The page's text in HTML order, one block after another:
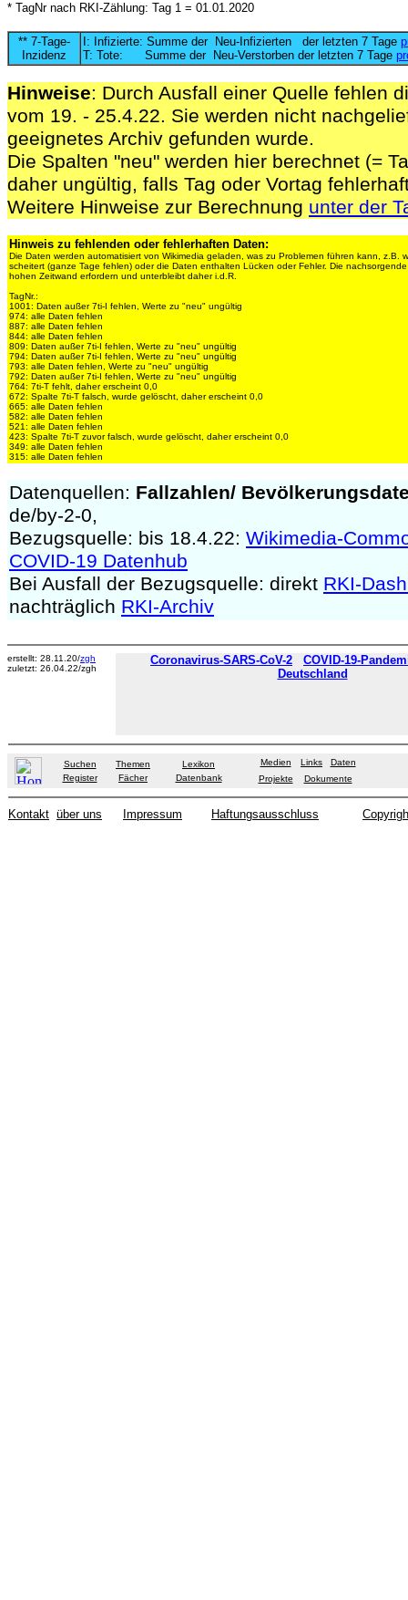
* TagNr nach RKI-Zählung: Tag 1 = 01.01.2020
** 7-Tage-
Inzidenz
I: Infizierte: Summe der Neu-Infizierten der letzten 7 Tage
T: Tote: Summe der Neu-Verstorben der letzten 7 Tage
Hinweise: Durch Ausfall einer Quelle fehlen
vom 19. - 25.4.22. Sie werden nicht
geeignetes Archiv gefunden wurde.
Die Spalten "neu" werden hier berechnet (=
daher ungültig, falls Tag oder Vortag
Weitere Hinweise zur Berechnung unter der
Hinweis zu fehlenden oder fehlerhaften Daten:
Die Daten werden automatisiert von Wikimedia geladen, was zu Problemen führen kann, z.B.
scheitert (ganze Tage fehlen) oder die Daten enthalten Lücken oder Fehler. Die
hohen Zeitwand erfordern und unterbleibt daher i.d.R.
TagNr.:
1001: Daten außer 7ti-I fehlen, Werte zu "neu" ungültig
974: alle Daten fehlen
887: alle Daten fehlen
844: alle Daten fehlen
809: Daten außer 7ti-I fehlen, Werte zu "neu" ungültig
794: Daten außer 7ti-I fehlen, Werte zu "neu" ungültig
793: alle Daten fehlen, Werte zu "neu" ungültig
792: Daten außer 7ti-I fehlen, Werte zu "neu" ungültig
764: 7ti-T fehlt, daher erscheint 0,0
672: Spalte 7ti-T falsch, wurde gelöscht, daher erscheint 0,0
665: alle Daten fehlen
582: alle Daten fehlen
521: alle Daten fehlen
423: Spalte 7ti-T zuvor falsch, wurde gelöscht, daher erscheint 0,0
349: alle Daten fehlen
315: alle Daten fehlen
Datenquellen: Fallzahlen/
de/by-2-0,
Bezugsquelle: bis 18.4.22: Wikimedia-
COVID-19 Datenhub
Bei Ausfall der Bezugsquelle: direkt RKI-
nachträglich RKI-Archiv
erstellt: 28.11.20/zgh
zuletzt: 26.04.22/zgh
Coronavirus-SARS-CoV-2
COVID-19-
Deutschland
Suchen Themen
Lexikon
Register
Fächer Datenbank
Medien Links
Daten
Projekte
Dokumente
Kontakt über uns Impressum Haftungsausschluss